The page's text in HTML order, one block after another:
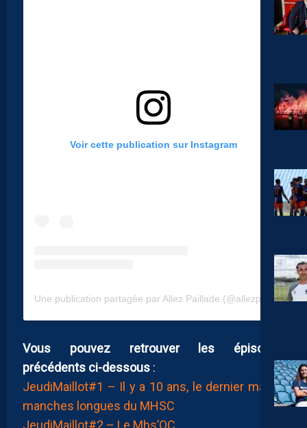
Voir cette publication sur Instagram
Vous pouvez retrouver les épisodes
précédents ci-dessous :
JeudiMaillot#1 – Il y a 10 ans, le dernier maillot
manches longues du MHSC
JeudiMaillot#2 – Le Mhs’OC